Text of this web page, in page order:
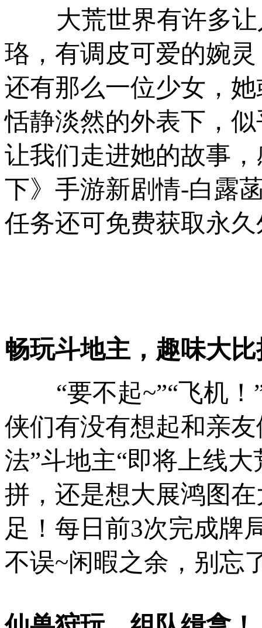
大荒世界有许多让
珞，有调皮可爱的婉
还有那么一位少女，
恬静淡然的外表下，
让我们走进她的故事
下》手游新剧情-白露
任务还可免费获取永
畅玩斗地主，趣味大
“要不起~”“飞机！
侠们有没有想起和亲
法”斗地主“即将上线
拼，还是想大展鸿图
足！每日前3次完成牌
不误~闲暇之余，别忘